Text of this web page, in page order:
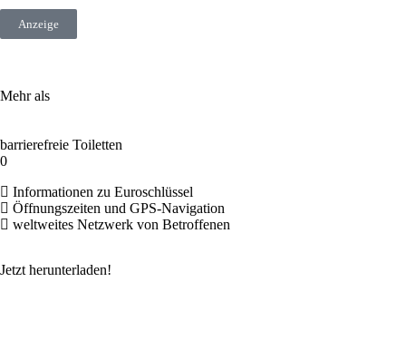
Anzeige
Mehr als
barrierefreie Toiletten
0
Informationen zu Euroschlüssel
Öffnungszeiten und GPS-Navigation
weltweites Netzwerk von Betroffenen
Jetzt herunterladen!